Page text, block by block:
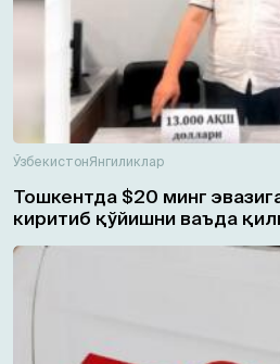
ЎзбекистонЯнгиликлар
Тошкентда $20 минг
киритиб қўйишни ваъда